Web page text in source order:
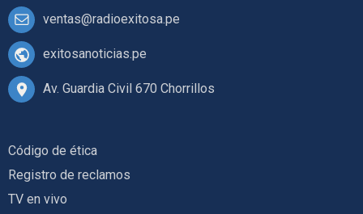
ventas@radioexitosa.pe
exitosanoticias.pe
Av. Guardia Civil 670 Chorrillos
Código de ética
Registro de reclamos
TV en vivo